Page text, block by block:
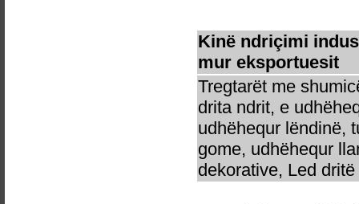
Kinë ndriçimi
mur eksportuesit
Tregtarët me
drita ndrit, e
udhëhequr lëndinë,
gome, udhëhequr
dekorative, Led